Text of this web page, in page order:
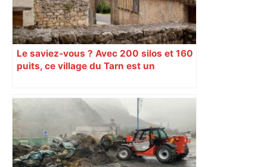
Le saviez-vous ? Avec 200 silos et 160
puits, ce village du Tarn est un